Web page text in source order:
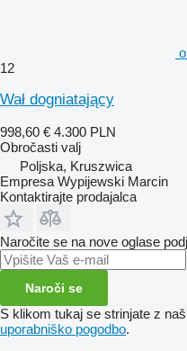
12
Wał dogniatający
998,60 € 4.300 PLN
Obročasti valj
Poljska, Kruszwica
Empresa Wypijewski Marcin
Kontaktirajte prodajalca
Naročite se na nove oglase
Naroči se
S klikom tukaj se strinjate z
uporabniško pogodbo.